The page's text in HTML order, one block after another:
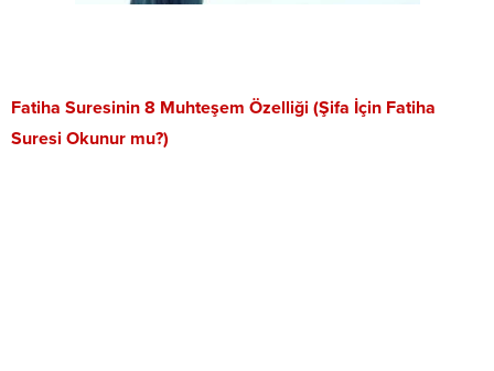
Fatiha Suresinin 8 Muhteşem Özelliği (Şifa İçin Fatiha
Suresi Okunur mu?)